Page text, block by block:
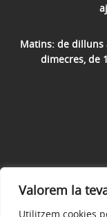
Valorem la
Utilitzem cookies
Matins: de dilluns
dimecres, de